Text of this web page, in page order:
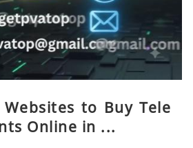
to Buy Tele
Online in ...